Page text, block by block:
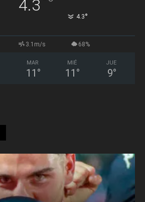
4.3
4.3°
3.1m/s 68%
MAR
11 °
MIÉ
11 °
JUE
9°